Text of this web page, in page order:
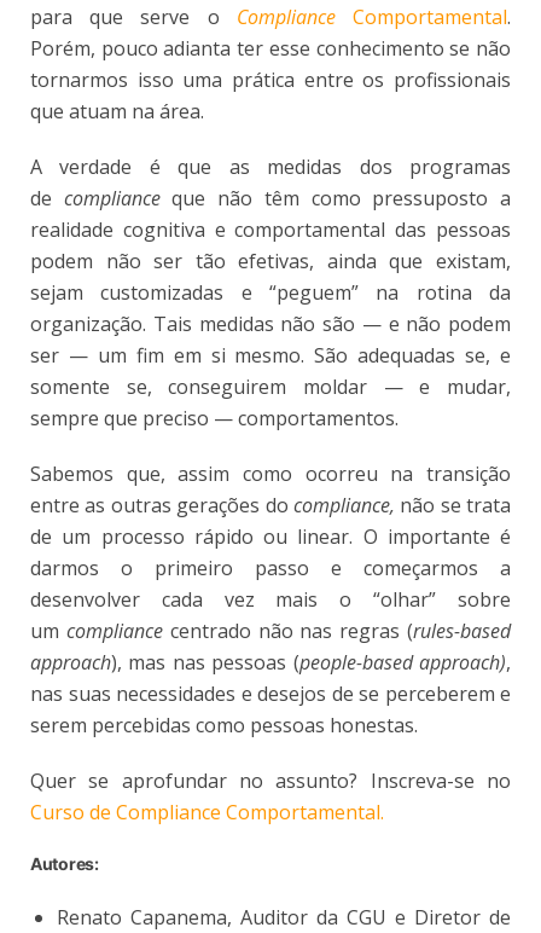
para que serve o ComplianceComportamental.
Porém, pouco adianta ter esse conhecimento se não
tornarmos isso uma prática entre os profissionais
que atuam na área.
A verdade é que as medidas dos programas
de complianceque não têm como pressuposto a
realidade cognitiva e comportamental das pessoas
podem não ser tão efetivas, ainda que existam,
sejam customizadas e “peguem” na rotina da
organização. Tais medidas não são — e não podem
ser — um fim em si mesmo. São adequadas se, e
somente se, conseguirem moldar — e mudar,
sempre que preciso — comportamentos.
Sabemos que, assim como ocorreu na transição
entre as outras gerações do compliance, não se trata
de um processo rápido ou linear. O importante é
darmos o primeiro passo e começarmos a
desenvolver cada vez mais o “olhar” sobre
um compliancecentrado não nas regras (rules-based
approach), mas nas pessoas (people-based approach),
nas suas necessidades e desejos de se perceberem e
serem percebidas como pessoas honestas.
Quer se aprofundar no assunto? Inscreva-se no
Curso de Compliance Comportamental.
Autores:
Renato Capanema, Auditor da CGU e Diretor de